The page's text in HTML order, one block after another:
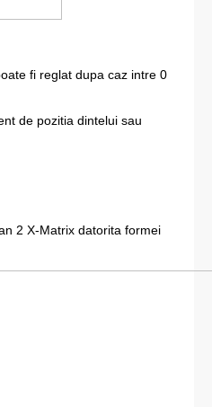
fi reglat dupa caz intre 0
de pozitia dintelui sau
2 X-Matrix datorita formei